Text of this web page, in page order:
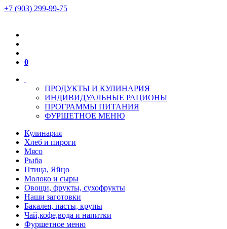
+7 (903) 299-99-75
0
ПРОДУКТЫ И КУЛИНАРИЯ
ИНДИВИДУАЛЬНЫЕ РАЦИОНЫ
ПРОГРАММЫ ПИТАНИЯ
ФУРШЕТНОЕ МЕНЮ
Кулинария
Хлеб и пироги
Мясо
Рыба
Птица, Яйцо
Молоко и сыры
Овощи, фрукты, сухофрукты
Наши заготовки
Бакалея, пасты, крупы
Чай,кофе,вода и напитки
Фуршетное меню